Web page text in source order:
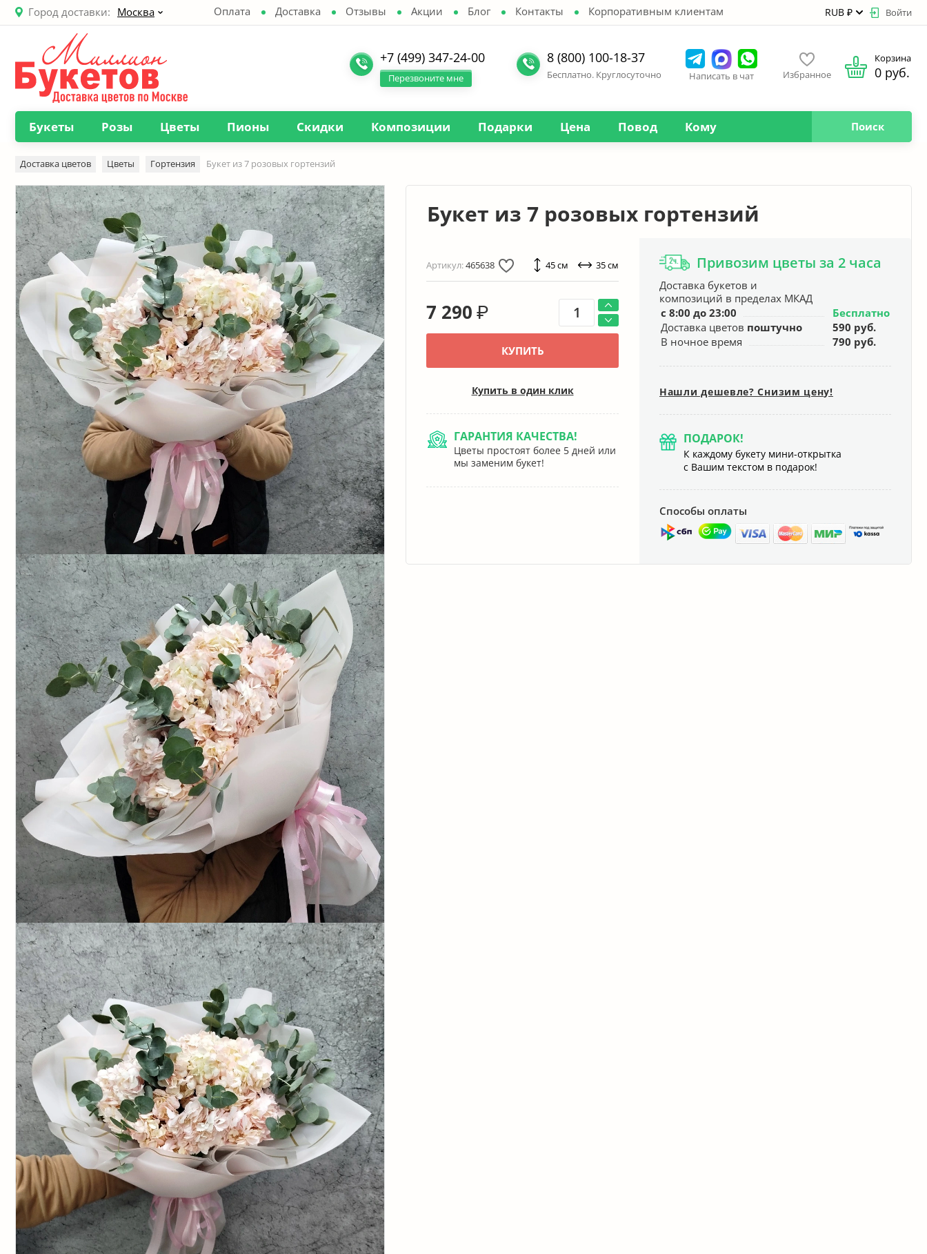
Оплата Доставка Отзывы Акции Блог Контакты Корпоративным клиентам
Город доставки: Москва RUB ₽ Войти
+7 (499) 347-24-00
Перезвоните мне
8 (800) 100-18-37
Бесплатно. Круглосуточно Написать в чат Избранное
Корзина
0 руб.
Букеты Розы Цветы Пионы Скидки Композиции Подарки Цена Повод Кому Поиск
Доставка цветов Цветы Гортензия Букет из 7 розовых гортензий
Букет из 7 розовых гортензий
Артикул:465638 45 см 35 см
7 290 ₽
КУПИТЬ
Купить в один клик
ГАРАНТИЯ КАЧЕСТВА!
Цветы простоят более 5 дней или
мы заменим букет!
Привозим цветы за 2 часа
Доставка букетов и
композиций в пределах МКАД
с 8:00 до 23:00
Бесплатно
Доставка цветов поштучно
590 руб.
В ночное время
790 руб.
Нашли дешевле? Снизим цену!
ПОДАРОК!
К каждому букету мини-открытка
с Вашим текстом в подарок!
Способы оплаты